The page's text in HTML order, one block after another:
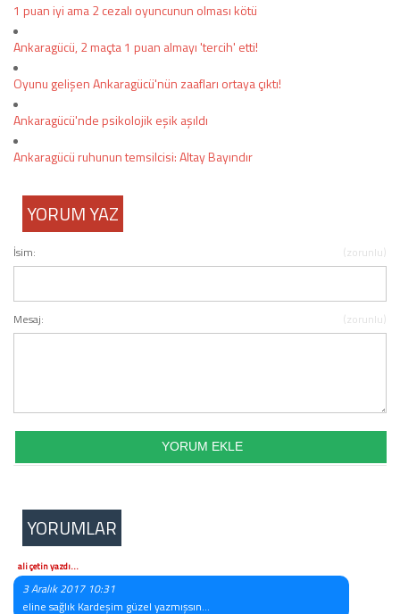
1 puan iyi ama 2 cezalı oyuncunun olması kötü
Ankaragücü, 2 maçta 1 puan almayı 'tercih' etti!
Oyunu gelişen Ankaragücü'nün zaafları ortaya çıktı!
Ankaragücü'nde psikolojik eşik aşıldı
Ankaragücü ruhunun temsilcisi: Altay Bayındır
YORUM YAZ
İsim: (zorunlu)
Mesaj: (zorunlu)
YORUMLAR
ali çetin yazdı...
3 Aralık 2017 10:31
eline sağlık Kardeşim güzel yazmışsın...